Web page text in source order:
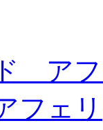
ア
フェリ